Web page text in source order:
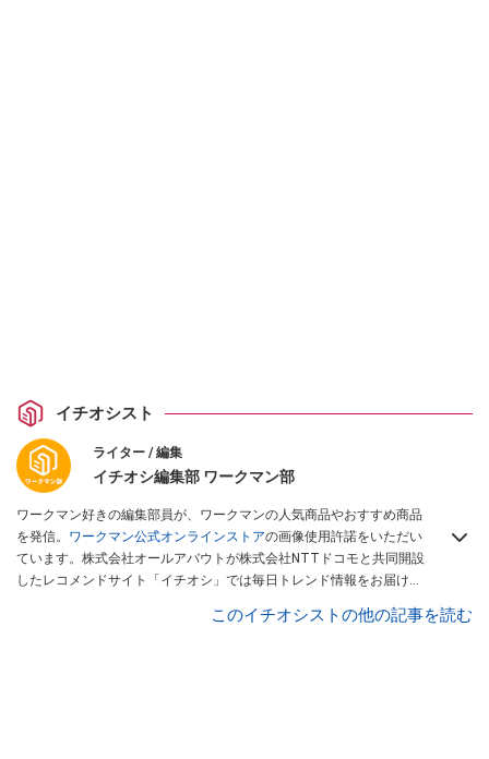
イチオシスト
ライター / 編集
イチオシ編集部 ワークマン部
ワークマン好きの編集部員が、ワークマンの人気商品やおすすめ商品
を発信。 ワークマン公式オンラインストアの画像使用許諾をいただい
ています。株式会社オールアバウトが株式会社NTTドコモと共同開設
したレコメンドサイト「イチオシ」では毎日トレンド情報をお届け。
このイチオシストの他の記事を読む